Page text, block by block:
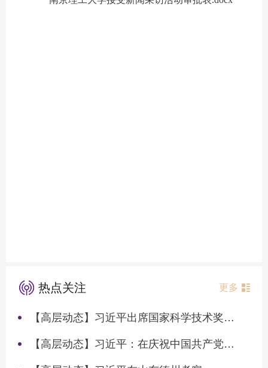
热点关注 更多
【高层动态】习近平出席国家科学技术奖励大会两院院士大会中国科协第十一次全国代表大会并发表重要讲话
【高层动态】习近平：在庆祝中国共产党成立105周年大会上的讲话